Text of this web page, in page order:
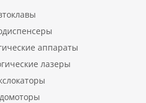
аппараты
лазеры